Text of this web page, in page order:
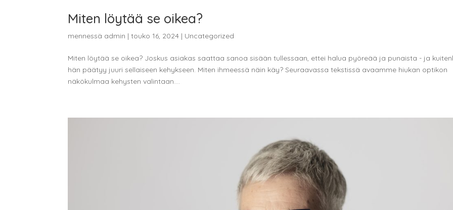
Miten löytää se oikea?
mennessä admin |touko 16, 2024 | Uncategorized
Miten löytää se oikea? Joskus asiakas saattaa sanoa sisään tullessaan, ettei halua pyöreää ja punaista ­- ja
hän päätyy juuri sellaiseen kehykseen. Miten ihmeessä näin käy? Seuraavassa tekstissä avaamme hiukan optikon
näkökulmaa kehysten valintaan....